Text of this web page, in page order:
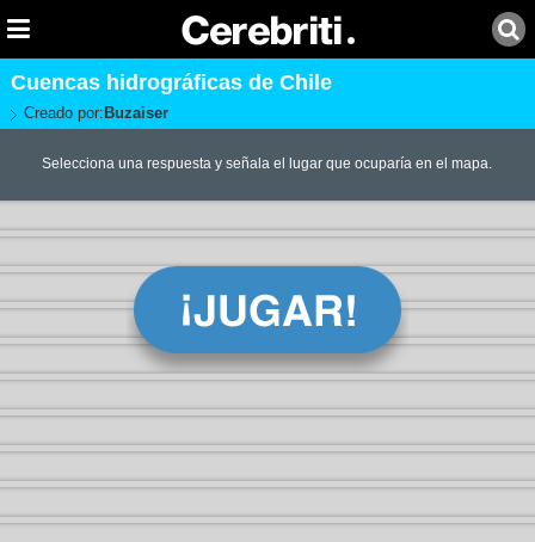
Cuencas hidrográficas de Chile
Creado por: Buzaiser
Selecciona una respuesta y señala el lugar que ocuparía en el mapa.